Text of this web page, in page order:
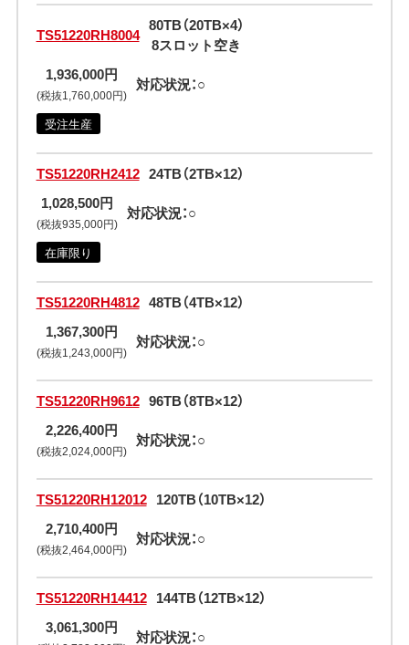
TS51220RH8004 80TB（20TB×4）
8スロット空き
1,936,000円
(税抜1,760,000円)
対応状況：○
受注生産
TS51220RH2412 24TB（2TB×12）
1,028,500円
(税抜935,000円)
対応状況：○
在庫限り
TS51220RH4812 48TB（4TB×12）
1,367,300円
(税抜1,243,000円)
対応状況：○
TS51220RH9612 96TB（8TB×12）
2,226,400円
(税抜2,024,000円)
対応状況：○
TS51220RH12012 120TB（10TB×12）
2,710,400円
(税抜2,464,000円)
対応状況：○
TS51220RH14412 144TB（12TB×12）
3,061,300円
対応状況：○